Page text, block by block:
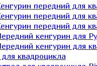
передний для
передний для
передний для
кенгурин для
кенгурин для
квадроцикла